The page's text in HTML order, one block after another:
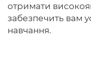
отримати
забезпечить вам
навчання.